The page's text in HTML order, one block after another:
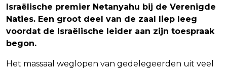
Israëlische premier Netanyahu bij de Verenigde
Naties. Een groot deel van de zaal liep leeg
voordat de Israëlische leider aan zijn toespraak
begon.
Het massaal weglopen van gedelegeerden uit veel